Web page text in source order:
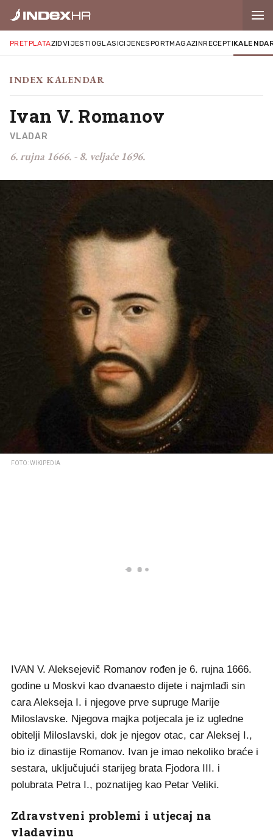
PRETPLATAZIDVIJESTIOGLASICIJENESPORTMAGAZINRECEPTI
INDEX KALENDAR
Ivan V. Romanov
VLADAR
6. rujna 1666. - 8. veljače 1696.
FOTO: WIKIPEDIA
IVAN V. Aleksejevič Romanov rođen je 6. rujna 1666.
godine u Moskvi kao dvanaesto dijete i najmlađi sin
cara Alekseja I. i njegove prve supruge Marije
Miloslavske. Njegova majka potjecala je iz ugledne
obitelji Miloslavski, dok je njegov otac, car Aleksej I.,
bio iz dinastije Romanov. Ivan je imao nekoliko braće i
sestara, uključujući starijeg brata Fjodora III. i
polubrata Petra I., poznatijeg kao Petar Veliki.
Zdravstveni problemi i utjecaj na
vladavinu